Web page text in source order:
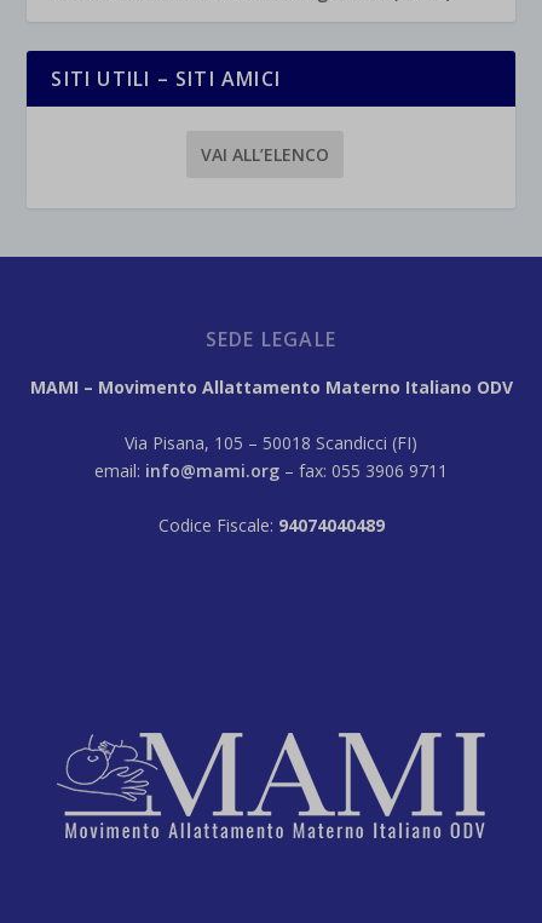
SITI UTILI – SITI AMICI
VAI ALL’ELENCO
SEDE LEGALE
MAMI – Movimento Allattamento Materno Italiano ODV
Via Pisana, 105 – 50018 Scandicci (FI)
email: info@mami.org – fax: 055 3906 9711
Codice Fiscale: 94074040489